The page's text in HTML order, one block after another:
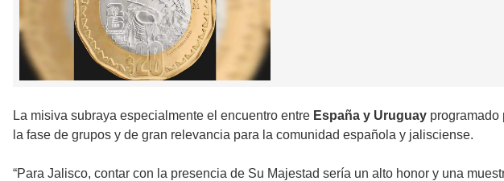
La misiva subraya especialmente el encuentro entre España y Uruguay programado
la fase de grupos y de gran relevancia para la comunidad española y jalisciense.
“Para Jalisco, contar con la presencia de Su Majestad sería un alto honor y una